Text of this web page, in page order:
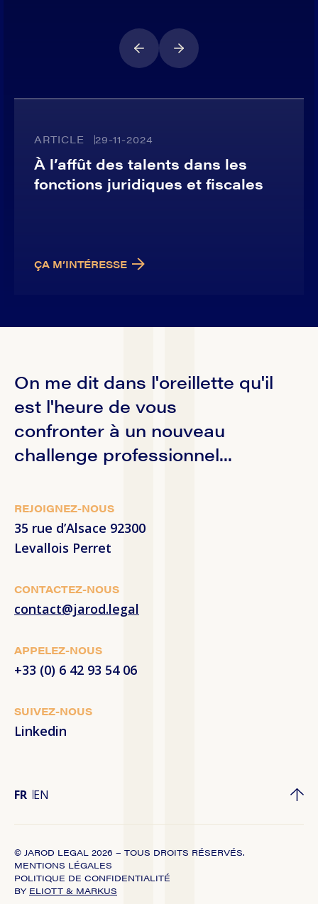
ARTICLE 29-11-2024
À l’affût des talents dans les
fonctions juridiques et fiscales
ÇA M’INTÉRESSE
On me dit dans l'oreillette qu'il
est l'heure de vous
confronter à un nouveau
challenge professionnel...
REJOIGNEZ-NOUS
35 rue d’Alsace 92300
Levallois Perret
CONTACTEZ-NOUS
contact@jarod.legal
APPELEZ-NOUS
+33 (0) 6 42 93 54 06
SUIVEZ-NOUS
Linkedin
FR EN
© JAROD LEGAL 2026 – TOUS DROITS RÉSERVÉS.
MENTIONS LÉGALES
POLITIQUE DE CONFIDENTIALITÉ
BY ELIOTT & MARKUS